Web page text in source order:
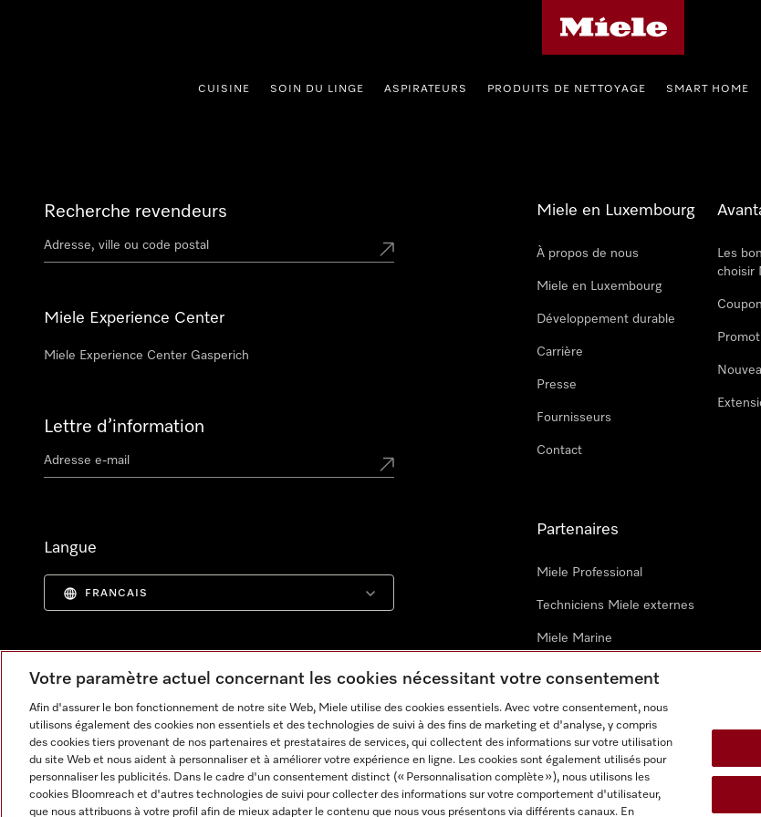
CUISINE SOIN DU LINGE ASPIRATEURS PRODUITS DE NETTOYAGE SMART HOME
Recherche revendeurs
Miele Experience Center
Miele Experience Center Gasperich
Lettre d’information
Langue
FRANCAIS
Miele en Luxembourg
À propos de nous
Miele en Luxembourg
Développement durable
Carrière
Presse
Fournisseurs
Contact
Les
choisir
Partenaires
Miele Professional
Techniciens Miele externes
Miele Marine
Architectes & promoteurs
Informations légales CGV Protection des données Conditions d’utilisation Déclaration d'accessibilité
Votre paramètre actuel concernant les cookies nécessitant votre consentement
Afin d'assurer le bon fonctionnement de notre site Web, Miele utilise des cookies essentiels. Avec votre consentement, nous
utilisons également des cookies non essentiels et des technologies de suivi à des fins de marketing et d'analyse, y compris
des cookies tiers provenant de nos partenaires et prestataires de services, qui collectent des informations sur votre utilisation
du site Web et nous aident à personnaliser et à améliorer votre expérience en ligne. Les cookies sont également utilisés pour
personnaliser les publicités. Dans le cadre d'un consentement distinct (« Personnalisation complète »), nous utilisons les
cookies Bloomreach et d'autres technologies de suivi pour collecter des informations sur votre comportement d'utilisateur,
que nous attribuons à votre profil afin de mieux adapter le contenu que nous vous présentons via différents canaux. En